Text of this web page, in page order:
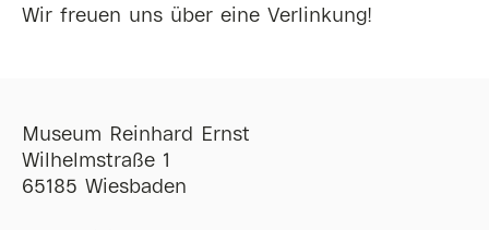
Wir freuen uns über eine Verlinkung!
Museum Reinhard Ernst
Wilhelmstraße 1
65185 Wiesbaden